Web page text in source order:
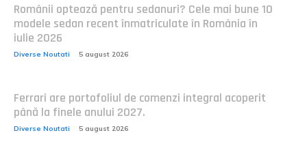
Românii optează pentru sedanuri? Cele mai bune 10
modele sedan recent înmatriculate în România în
iulie 2026
Diverse Noutati 5 august 2026
Ferrari are portofoliul de comenzi integral acoperit
până la finele anului 2027.
Diverse Noutati 5 august 2026